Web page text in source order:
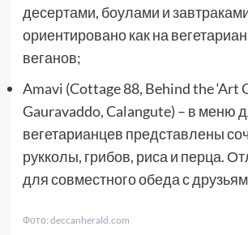
десертами, боулами и
ориентировано как на
веганов;
Amavi (Cottage 88, Behind the ‘Art
Gauravaddo, Calangute) – в меню
вегетарианцев представлены
рукколы, грибов, риса и перца.
для совместного обеда с
Фото: deccanherald.com